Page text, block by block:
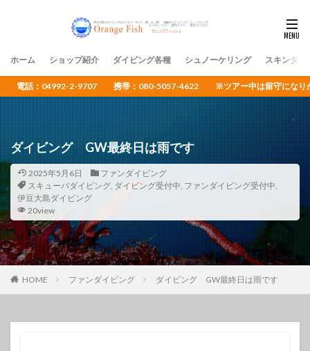
ホーム ショップ紹介 ダイビング各種 シュノーケリング スキンダイ
電話：04992-2-9707 携帯：080-5057-4622 ※ツアー中は留守になりがち
ダイビング GW最終日は雨です
2025年5月6日
ファンダイビング
スキューバダイビング, ダイビング受付中, ファンダイビング受付中,
伊豆大島ダイビング
20view
HOME ファンダイビング ダイビング GW最終日は雨です